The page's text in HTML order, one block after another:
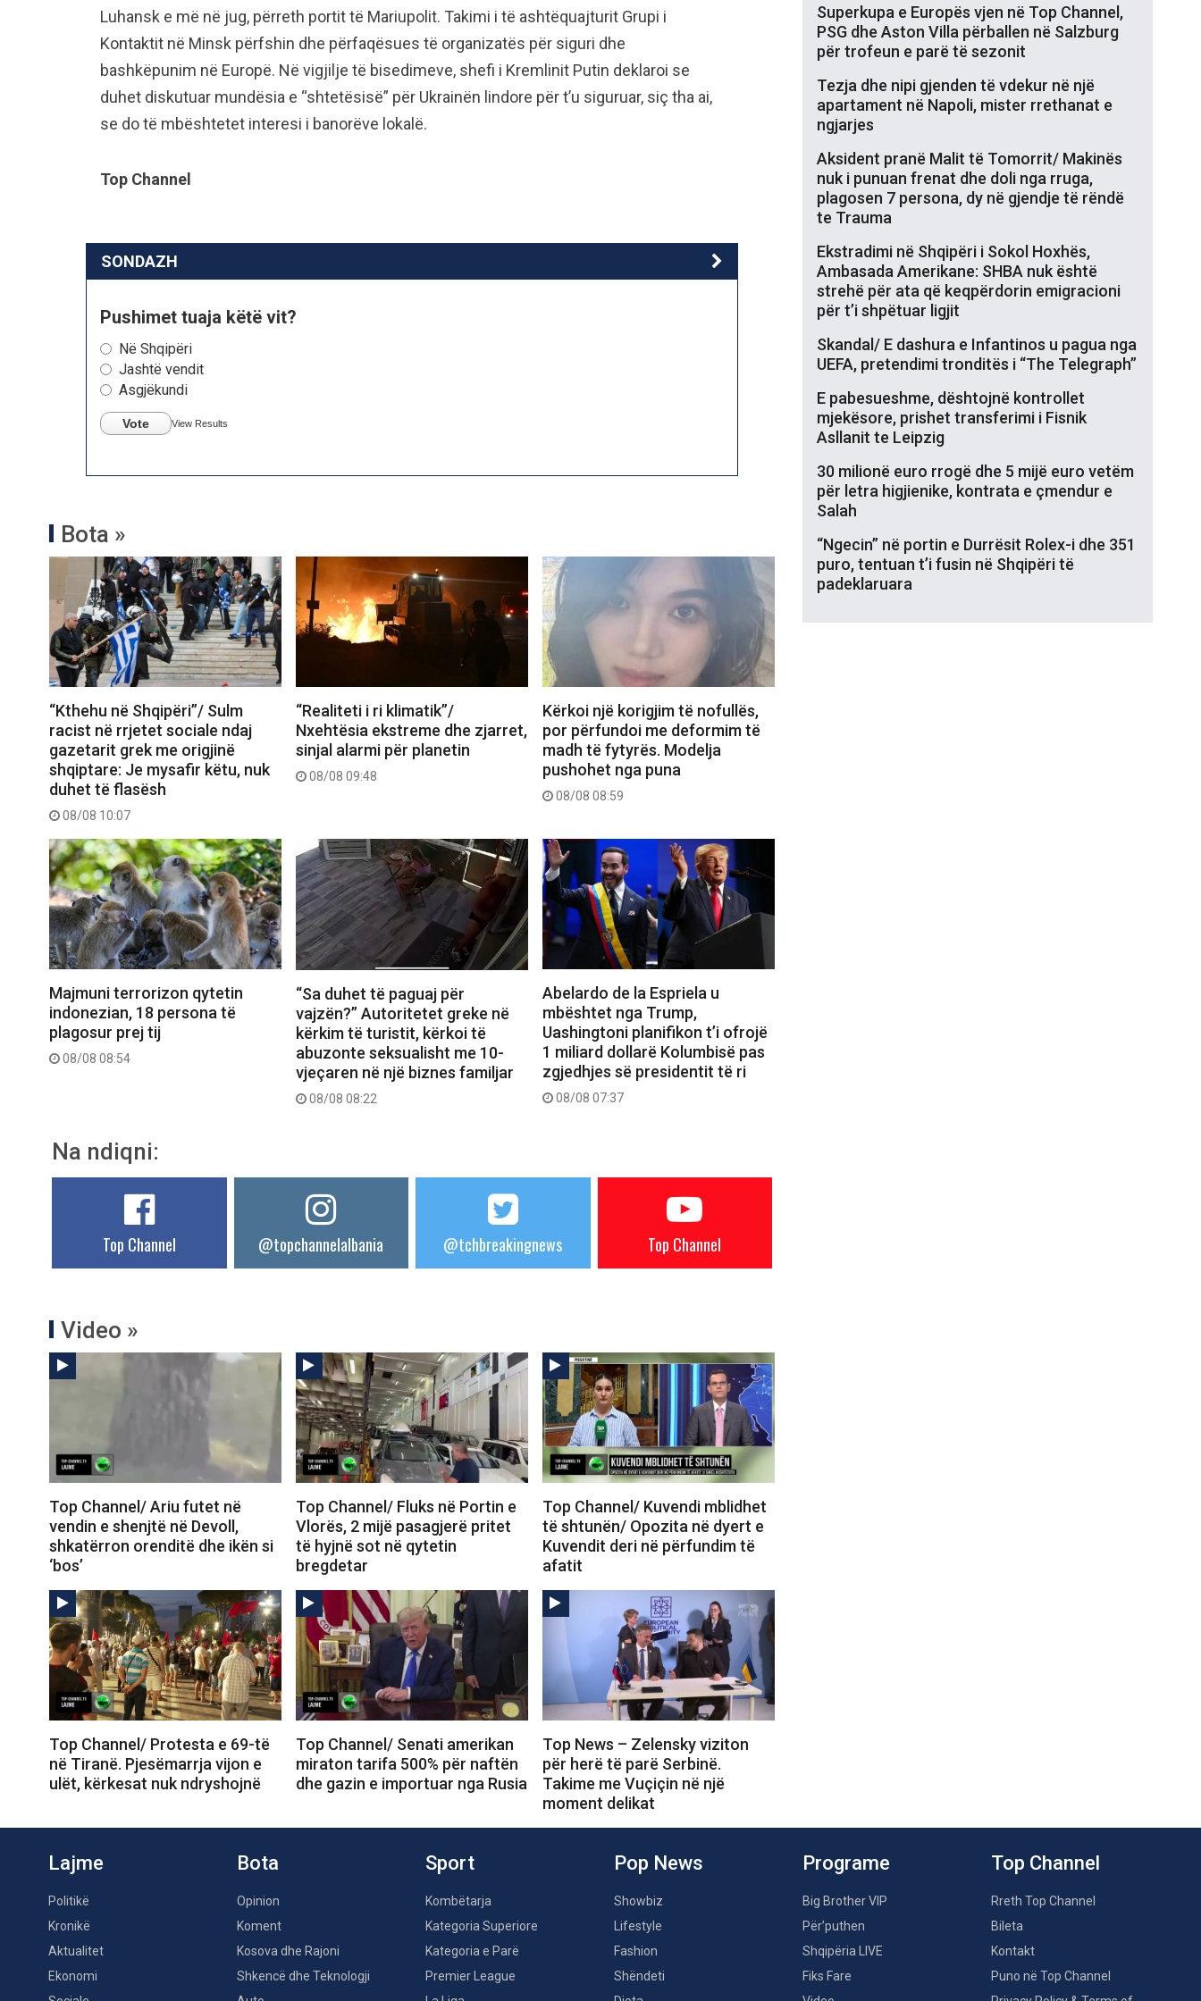
Luhansk e më në jug, përreth portit të Mariupolit. Takimi i të ashtëquajturit Grupi i
Kontaktit në Minsk përfshin dhe përfaqësues të organizatës për siguri dhe
bashkëpunim në Europë. Në vigjilje të bisedimeve, shefi i Kremlinit Putin deklaroi se
duhet diskutuar mundësia e “shtetësisë” për Ukrainën lindore për t’u siguruar, siç tha ai,
se do të mbështetet interesi i banorëve lokalë.
Top Channel
SONDAZH
Pushimet tuaja këtë vit?
Në Shqipëri
Jashtë vendit
Asgjëkundi
Vote View Results
Bota »
“Kthehu në Shqipëri”/ Sulm
racist në rrjetet sociale ndaj
gazetarit grek me origjinë
shqiptare: Je mysafir këtu, nuk
duhet të flasësh
08/08 10:07
“Realiteti i ri klimatik”/
Nxehtësia ekstreme dhe zjarret,
sinjal alarmi për planetin
08/08 09:48
Kërkoi një korigjim të nofullës,
por përfundoi me deformim të
madh të fytyrës. Modelja
pushohet nga puna
08/08 08:59
Majmuni terrorizon qytetin
indonezian, 18 persona të
plagosur prej tij
08/08 08:54
“Sa duhet të paguaj për
vajzën?” Autoritetet greke në
kërkim të turistit, kërkoi të
abuzonte seksualisht me 10-
vjeçaren në një biznes familjar
08/08 08:22
Abelardo de la Espriela u
mbështet nga Trump,
Uashingtoni planifikon t’i ofrojë
1 miliard dollarë Kolumbisë pas
zgjedhjes së presidentit të ri
08/08 07:37
Na ndiqni:
Top Channel @topchannelalbania @tchbreakingnews Top Channel
Video »
Top Channel/ Ariu futet në
vendin e shenjtë në Devoll,
shkatërron orenditë dhe ikën si
‘bos’
Top Channel/ Fluks në Portin e
Vlorës, 2 mijë pasagjerë pritet
të hyjnë sot në qytetin
bregdetar
Top Channel/ Kuvendi mblidhet
të shtunën/ Opozita në dyert e
Kuvendit deri në përfundim të
afatit
Top Channel/ Protesta e 69-të
në Tiranë. Pjesëmarrja vijon e
ulët, kërkesat nuk ndryshojnë
Top Channel/ Senati amerikan
miraton tarifa 500% për naftën
dhe gazin e importuar nga Rusia
Top News – Zelensky viziton
për herë të parë Serbinë.
Takime me Vuçiçin në një
moment delikat
Superkupa e Europës vjen në Top Channel,
PSG dhe Aston Villa përballen në Salzburg
për trofeun e parë të sezonit
Tezja dhe nipi gjenden të vdekur në një
apartament në Napoli, mister rrethanat e
ngjarjes
Aksident pranë Malit të Tomorrit/ Makinës
nuk i punuan frenat dhe doli nga rruga,
plagosen 7 persona, dy në gjendje të rëndë
te Trauma
Ekstradimi në Shqipëri i Sokol Hoxhës,
Ambasada Amerikane: SHBA nuk është
strehë për ata që keqpërdorin emigracioni
për t’i shpëtuar ligjit
Skandal/ E dashura e Infantinos u pagua nga
UEFA, pretendimi tronditës i “The Telegraph”
E pabesueshme, dështojnë kontrollet
mjekësore, prishet transferimi i Fisnik
Asllanit te Leipzig
30 milionë euro rrogë dhe 5 mijë euro vetëm
për letra higjienike, kontrata e çmendur e
Salah
“Ngecin” në portin e Durrësit Rolex-i dhe 351
puro, tentuan t’i fusin në Shqipëri të
padeklaruara
Lajme
Politikë
Kronikë
Aktualitet
Ekonomi
Bota
Opinion
Koment
Kosova dhe Rajoni
Shkencë dhe Teknologji
Sport
Kombëtarja
Kategoria Superiore
Kategoria e Parë
Premier League
Pop News
Showbiz
Lifestyle
Fashion
Shëndeti
Programe
Big Brother VIP
Për’puthen
Shqipëria LIVE
Fiks Fare
Top Channel
Rreth Top Channel
Bileta
Kontakt
Puno në Top Channel